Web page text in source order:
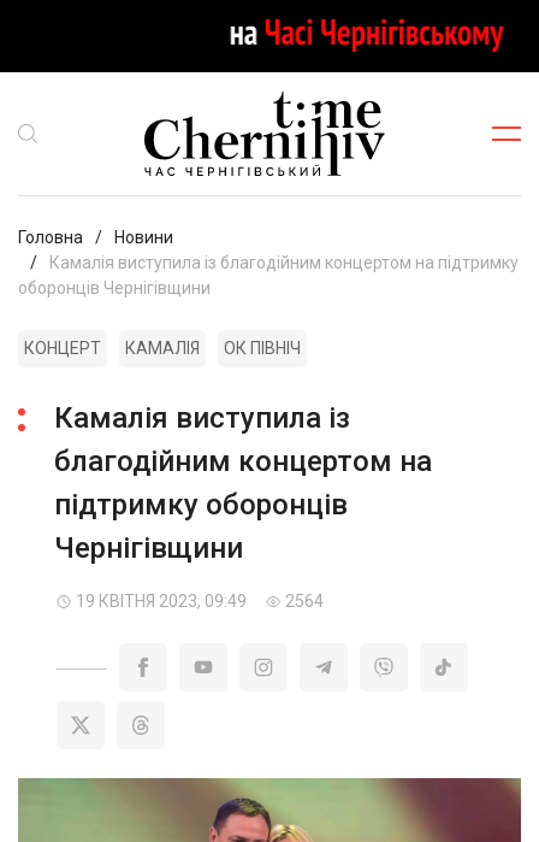
Головна
Новини
Камалія виступила із благодійним концертом на підтримку
оборонців Чернігівщини
КОНЦЕРТ КАМАЛІЯ ОК ПІВНІЧ
Камалія виступила із
благодійним концертом на
підтримку оборонців
Чернігівщини
19 КВІТНЯ 2023, 09:49 2564